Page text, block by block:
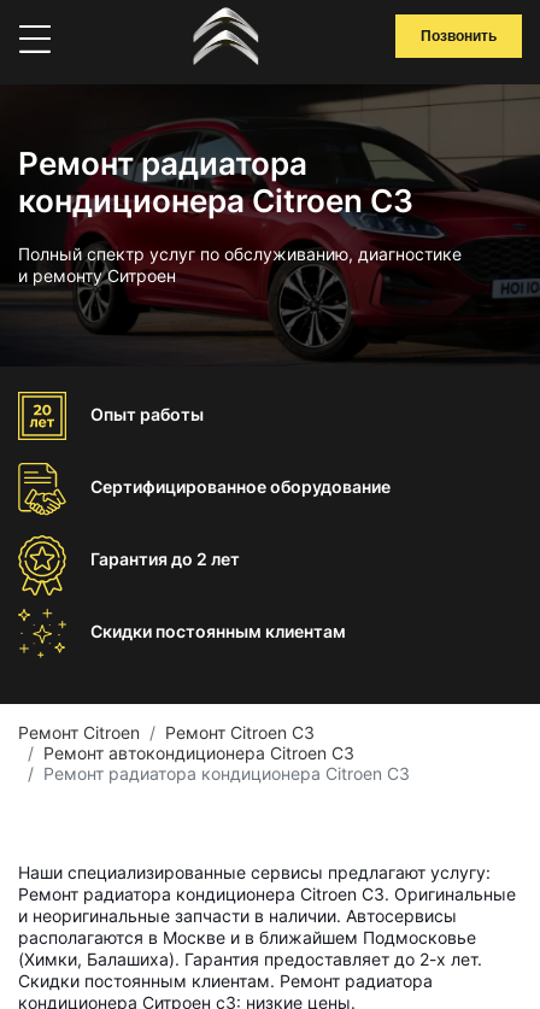
Позвонить
Ремонт радиатора
кондиционера Citroen C3
Полный спектр услуг по обслуживанию, диагностике
и ремонту Ситроен
Опыт работы
Сертифицированноеоборудование
Гарантиядо 2 лет
Скидки постоянным клиентам
Ремонт Citroen
Ремонт Citroen C3
Ремонт автокондиционера Citroen C3
Ремонт радиатора кондиционера Citroen C3
Наши специализированные сервисы предлагают услугу:
Ремонт радиатора кондиционера Citroen C3. Оригинальные
и неоригинальные запчасти в наличии. Автосервисы
располагаются в Москве и в ближайшем Подмосковье
(Химки, Балашиха). Гарантия предоставляет до 2-х лет.
Скидки постоянным клиентам. Ремонт радиатора
кондиционера Ситроен с3: низкие цены.